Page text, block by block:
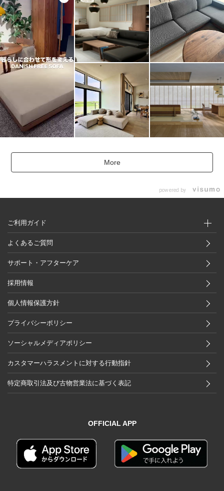
More
powered by
ご利用ガイド
よくあるご質問
サポート・アフターケア
採用情報
個人情報保護方針
プライバシーポリシー
ソーシャルメディアポリシー
カスタマーハラスメントに対する行動指針
特定商取引法及び古物営業法に基づく表記
OFFICIAL APP